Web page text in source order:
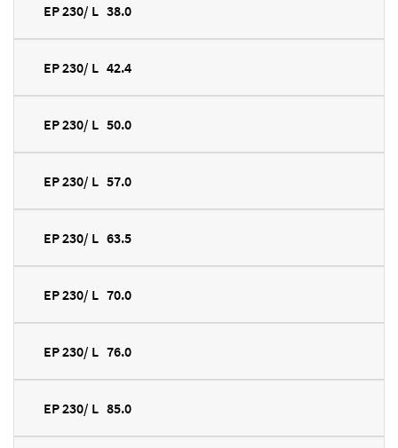
EP 230/ L 38.0
EP 230/ L 42.4
EP 230/ L 50.0
EP 230/ L 57.0
EP 230/ L 63.5
EP 230/ L 70.0
EP 230/ L 76.0
EP 230/ L 85.0